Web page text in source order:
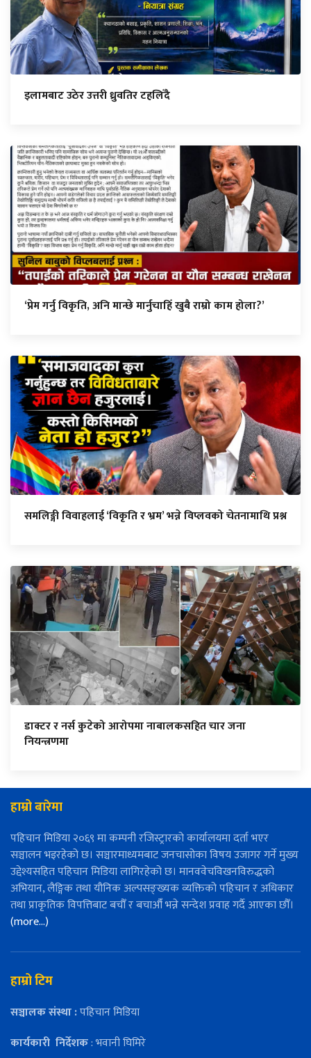
इलामबाट उठेर उत्तरी ध्रुवतिर टहलिँदै
‘प्रेम गर्नु विकृति, अनि मान्छे मार्नुचाहिँ खुबै राम्रो काम होला?’
समलिङ्गी विवाहलाई ‘विकृति र भ्रम’ भन्ने विप्लवको चेतनामाथि प्रश्न
डाक्टर र नर्स कुटेको आरोपमा नाबालकसहित चार जना
नियन्त्रणमा
हाम्रो बारेमा
पहिचान मिडिया २०६९ मा कम्पनी रजिस्ट्रारको कार्यालयमा दर्ता भएर
सञ्चालन भइरहेको छ। सञ्चारमाध्यमबाट जनचासोका विषय उजागर गर्ने मुख्य
उद्देश्यसहित पहिचान मिडिया लागिरहेको छ। मानववेचविखनविरुद्धको
अभियान, लैङ्गिक तथा यौनिक अल्पसङ्ख्यक व्यक्तिको पहिचान र अधिकार
तथा प्राकृतिक विपत्तिबाट बचौँ र बचाऔँ भन्ने सन्देश प्रवाह गर्दै आएका छौँ।
(more…)
हाम्रो टिम
सञ्चालक संस्था :पहिचान मिडिया
कार्यकारी निर्देशक: भवानी घिमिरे